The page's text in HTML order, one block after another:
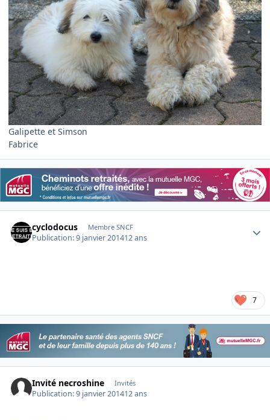
Galipette et Simson
Fabrice
cyclodocus Membre SNCF
Publication:9 janvier 201412 ans
7
Invité necroshine Invités
Publication:9 janvier 201412 ans